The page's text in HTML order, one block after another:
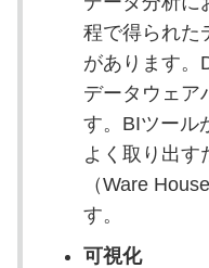
程で得られた
があります。
データウェア
す。BIツール
よく取り出す
（Ware
す。
可視化